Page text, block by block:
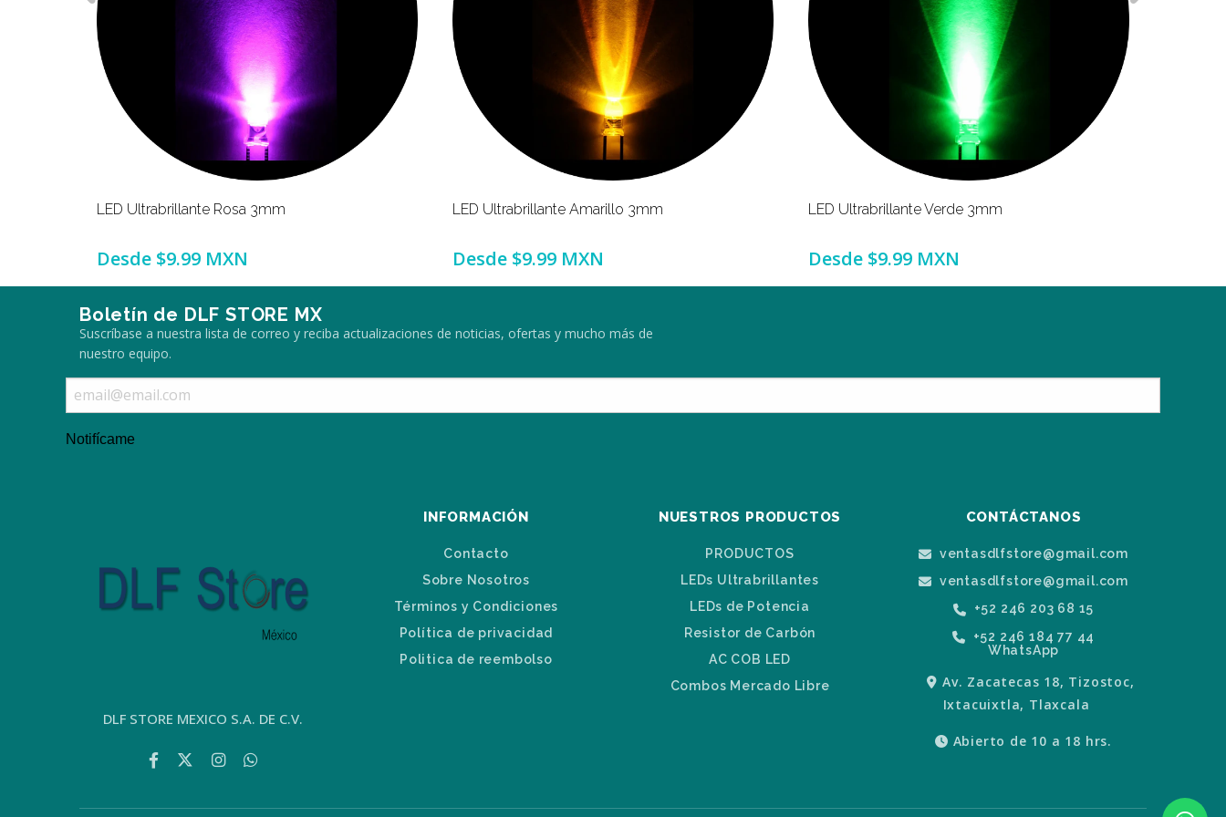
LED Ultrabrillante Rosa 3mm
Desde $9.99 MXN
LED Ultrabrillante Amarillo 3mm
Desde $9.99 MXN
LED Ultrabrillante Verde 3mm
Desde $9.99 MXN
Boletín de DLF STORE MX
Suscríbase a nuestra lista de correo y reciba actualizaciones de noticias, ofertas y mucho más de
nuestro equipo.
Notifícame
DLF STORE MEXICO S.A. DE C.V.
INFORMACIÓN
Contacto
Sobre Nosotros
Términos y Condiciones
Política de privacidad
Politica de reembolso
NUESTROS PRODUCTOS
PRODUCTOS
LEDs Ultrabrillantes
LEDs de Potencia
Resistor de Carbón
AC COB LED
Combos Mercado Libre
CONTÁCTANOS
ventasdlfstore@gmail.com
ventasdlfstore@gmail.com
+52 246 203 68 15
+52 246 184 77 44
WhatsApp
Av. Zacatecas 18, Tizostoc,
Ixtacuixtla, Tlaxcala
Abierto de 10 a 18 hrs.